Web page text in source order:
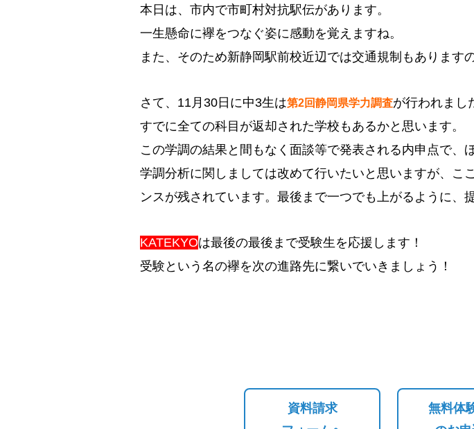
本日は、市内で市町村対抗駅伝があります。
一生懸命に襷をつなぐ姿に感動を覚えますね。
また、そのため新静岡駅前校近辺では交通規制もあります
さて、11月30日に中3生は第2回静岡県学力調査が行われまし
すでに全ての科目が返却された学校もあるかと思います。
この学調の結果と間もなく面談等で発表される内申点で、
学調分析に関しましては改めて行いたいと思いますが、こ
ンスが残されています。最後まで一つでも上がるように、
KATEKYOは最後の最後まで受験生を応援します！
受験という名の襷を次の進路先に繋いでいきましょう！
資料請求
無料体